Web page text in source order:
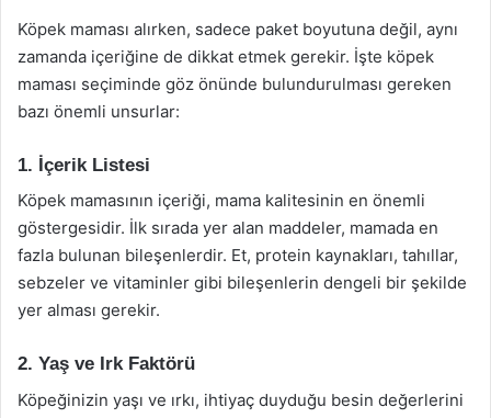
Köpek maması alırken, sadece paket boyutuna değil, aynı
zamanda içeriğine de dikkat etmek gerekir. İşte köpek
maması seçiminde göz önünde bulundurulması gereken
bazı önemli unsurlar:
1. İçerik Listesi
Köpek mamasının içeriği, mama kalitesinin en önemli
göstergesidir. İlk sırada yer alan maddeler, mamada en
fazla bulunan bileşenlerdir. Et, protein kaynakları, tahıllar,
sebzeler ve vitaminler gibi bileşenlerin dengeli bir şekilde
yer alması gerekir.
2. Yaş ve Irk Faktörü
Köpeğinizin yaşı ve ırkı, ihtiyaç duyduğu besin değerlerini